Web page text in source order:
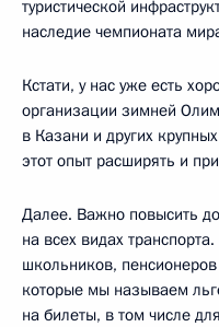
туристической
наследие чемпионата
Кстати, у нас уже есть
организации зимней
в Казани и других
этот опыт расширять и
Далее. Важно повысить
на всех видах
школьников,
которые мы называем
на билеты, в том числе